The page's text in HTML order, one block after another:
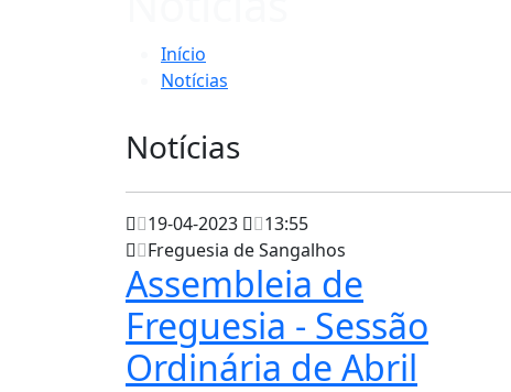
Início
Notícias
Notícias
19-04-2023
13:55
Freguesia de Sangalhos
Assembleia de
Freguesia - Sessão
Ordinária de Abril